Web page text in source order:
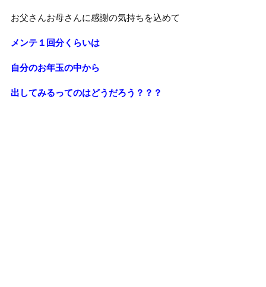
お父さんお母さんに感謝の気持ちを込めて
メンテ１回分くらいは
自分のお年玉の中から
出してみるってのはどうだろう？？？